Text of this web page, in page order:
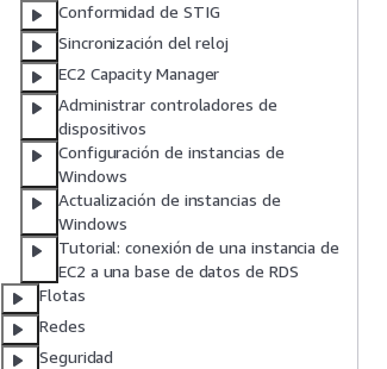
Conformidad de STIG
Sincronización del reloj
EC2 Capacity Manager
Administrar controladores de
dispositivos
Configuración de instancias de
Windows
Actualización de instancias de
Windows
Tutorial: conexión de una instancia de
EC2 a una base de datos de RDS
Flotas
Redes
Seguridad